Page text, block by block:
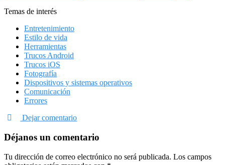
Temas de interés
Entretenimiento
Estilo de vida
Herramientas
Trucos Android
Trucos iOS
Fotografía
Dispositivos y sistemas operativos
Comunicación
Errores
Dejar comentario
Déjanos un comentario
Tu dirección de correo electrónico no será publicada. Los campos